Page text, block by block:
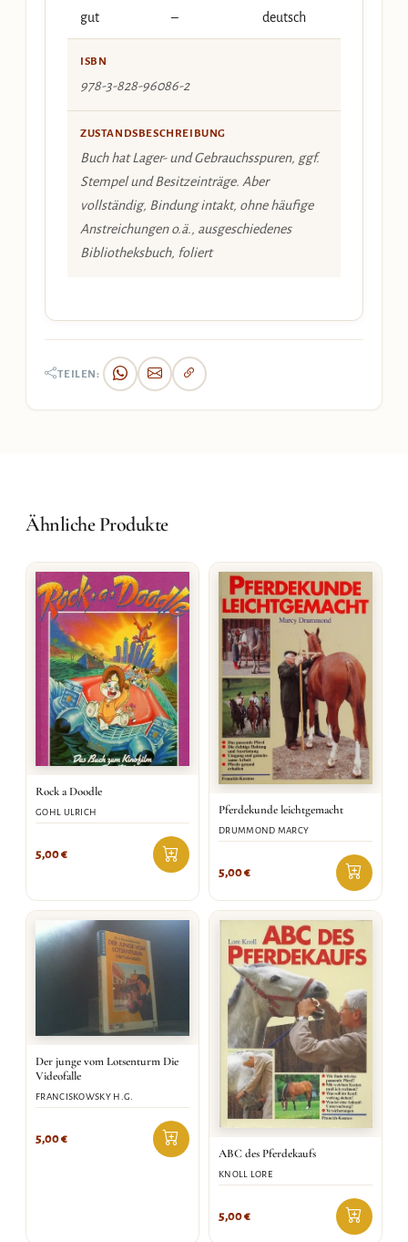
gut – deutsch
ISBN
978-3-828-96086-2
ZUSTANDSBESCHREIBUNG
Buch hat Lager- und Gebrauchsspuren, ggf.
Stempel und Besitzeinträge. Aber
vollständig, Bindung intakt, ohne häufige
Anstreichungen o.ä., ausgeschiedenes
Bibliotheksbuch, foliert
TEILEN:
Ähnliche Produkte
Rock a Doodle
GOHL ULRICH
5,00€
Pferdekunde leichtgemacht
DRUMMOND MARCY
5,00€
Der junge vom Lotsenturm Die
Videofalle
FRANCISKOWSKY H.G.
5,00€
ABC des Pferdekaufs
KNOLL LORE
5,00€